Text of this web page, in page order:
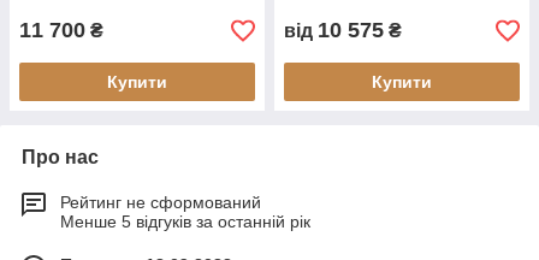
11 700 ₴
Купити
від 10 575 ₴
Купити
Про нас
Рейтинг не сформований
Менше 5 відгуків за останній рік